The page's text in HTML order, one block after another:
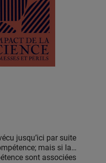
jusqu’ici par suite
mais si la
sont associées